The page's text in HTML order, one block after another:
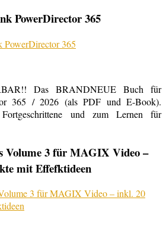
PowerDirector 365
Das BRANDNEUE Buch für
365 / 2026 (als PDF und E-Book).
und zum Lernen für
Volume 3 für MAGIX Video –
mit Effefktideen